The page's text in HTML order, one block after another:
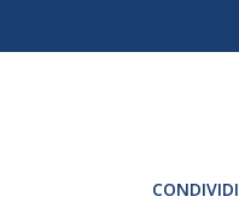
CONDIVIDI